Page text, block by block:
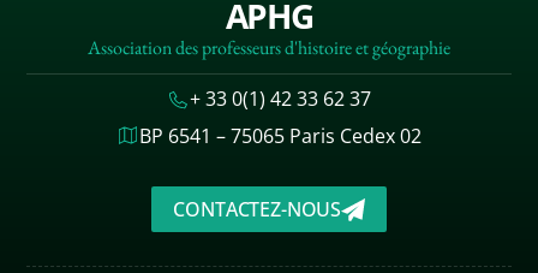
APHG
Association des professeurs d'histoire et géographie
+ 33 0(1) 42 33 62 37
BP 6541 – 75065 Paris Cedex 02
CONTACTEZ-NOUS